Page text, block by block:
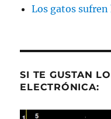
Los gatos
SI TE GUSTAN
ELECTRÓNICA: